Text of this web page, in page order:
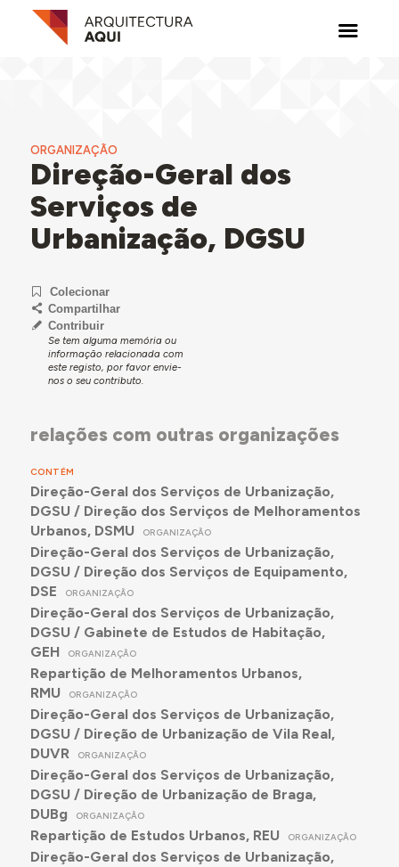
ORGANIZAÇÃO
Direção-Geral dos
Serviços de
Urbanização, DGSU
Colecionar
Compartilhar
Contribuir
Se tem alguma memória ou
informação relacionada com
este registo, por favor envie-
nos o seu contributo.
relações com outras organizações
CONTÉM
Direção-Geral dos Serviços de Urbanização,
DGSU / Direção dos Serviços de Melhoramentos
Urbanos, DSMU
ORGANIZAÇÃO
Direção-Geral dos Serviços de Urbanização,
DGSU / Direção dos Serviços de Equipamento,
DSE
ORGANIZAÇÃO
Direção-Geral dos Serviços de Urbanização,
DGSU / Gabinete de Estudos de Habitação,
GEH
ORGANIZAÇÃO
Repartição de Melhoramentos Urbanos,
RMU
ORGANIZAÇÃO
Direção-Geral dos Serviços de Urbanização,
DGSU / Direção de Urbanização de Vila Real,
DUVR
ORGANIZAÇÃO
Direção-Geral dos Serviços de Urbanização,
DGSU / Direção de Urbanização de Braga,
DUBg
ORGANIZAÇÃO
Repartição de Estudos Urbanos, REU ORGANIZAÇÃO
Direção-Geral dos Serviços de Urbanização,